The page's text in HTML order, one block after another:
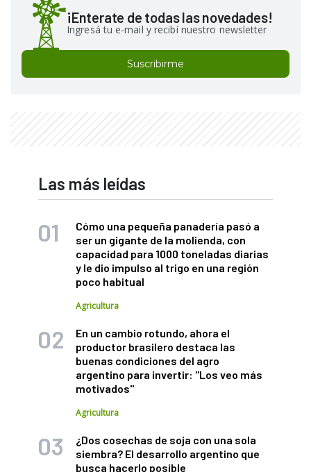
¡Enterate de todas las novedades!
Ingresá tu e-mail y recibí nuestro newsletter
Suscribirme
Las más leídas
Cómo una pequeña panadería pasó a
ser un gigante de la molienda, con
capacidad para 1000 toneladas diarias
y le dio impulso al trigo en una región
poco habitual
Agricultura
En un cambio rotundo, ahora el
productor brasilero destaca las
buenas condiciones del agro
argentino para invertir: "Los veo más
motivados"
Agricultura
¿Dos cosechas de soja con una sola
siembra? El desarrollo argentino que
busca hacerlo posible